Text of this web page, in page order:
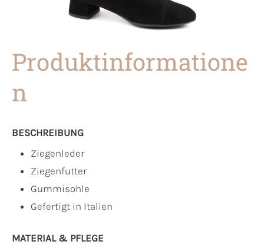
Produktinformatione
n
BESCHREIBUNG
Ziegenleder
Ziegenfutter
Gummisohle
Gefertigt in Italien
MATERIAL & PFLEGE